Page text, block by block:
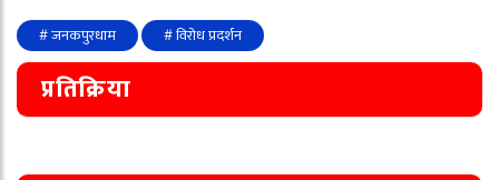
# जनकपुरधाम # विरोध प्रदर्शन
प्रतिक्रिया